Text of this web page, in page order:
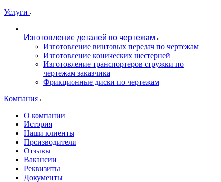
Услуги
Изготовление деталей по чертежам
Изготовление винтовых передач по чертежам
Изготовление конических шестерней
Изготовление транспортеров стружки по
чертежам заказчика
Фрикционные диски по чертежам
Компания
О компании
История
Наши клиенты
Производители
Отзывы
Вакансии
Реквизиты
Документы